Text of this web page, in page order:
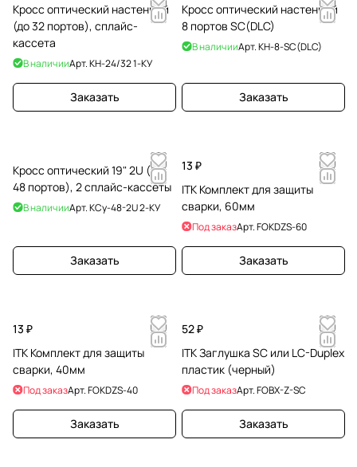
Кросс оптический настенный
(до 32 портов), сплайс-
кассета
В наличииАрт.КН-24/32 1-КУ
Заказать
Кросс оптический настенный
8 портов SC(DLC)
В наличииАрт.КН-8-SC(DLC)
Заказать
Кросс оптический 19" 2U (до
48 портов), 2 сплайс-кассеты
В наличииАрт.КСу-48-2U 2-КУ
Заказать
13 ₽
ITK Комплект для защиты
сварки, 60мм
Под заказАрт.FOKDZS-60
Заказать
13 ₽
ITK Комплект для защиты
сварки, 40мм
Под заказАрт.FOKDZS-40
Заказать
52 ₽
ITK Заглушка SC или LC-Duplex
пластик (черный)
Под заказАрт.FOBX-Z-SC
Заказать